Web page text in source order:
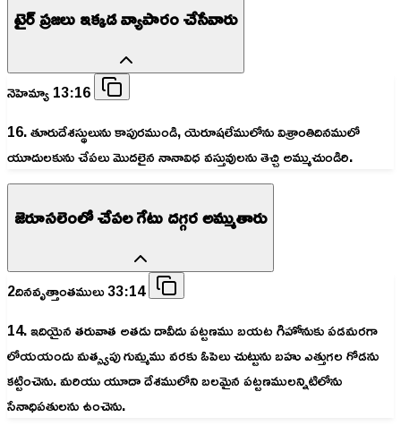
టైర్ ప్రజలు ఇక్కడ వ్యాపారం చేసేవారు
నెహెమ్యా 13:16
16. తూరుదేశస్థులును కాపురముండి, యెరూషలేములోను విశ్రాంతిదినములో
యూదులకును చేపలు మొదలైన నానావిధ వస్తువులను తెచ్చి అమ్ముచుండిరి.
జెరూసలెంలో చేపల గేటు దగ్గర అమ్ముతారు
2దినవృత్తాంతములు 33:14
14. ఇదియైన తరువాత అతడు దావీదు పట్టణము బయట గిహోనుకు పడమరగా
లోయయందు మత్స్యపు గుమ్మము వరకు ఓపెలు చుట్టును బహు ఎత్తుగల గోడను
కట్టించెను. మరియు యూదా దేశములోని బలమైన పట్టణములన్నిటిలోను
సేనాధిపతులను ఉంచెను.